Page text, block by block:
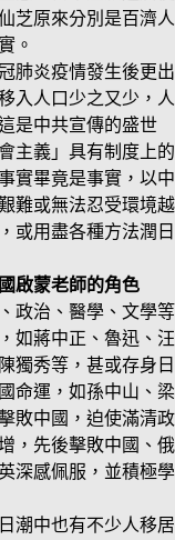
芝原來分別是百濟人
。
肺炎疫情發生後更出
入人口少之又少，人
是中共宣傳的盛世
主義」具有制度上的
實畢竟是事實，以中
難或無法忍受環境越
或用盡各種方法潤日
啟蒙老師的角色
政治、醫學、文學等
如蔣中正、魯迅、汪
獨秀等，甚或存身日
命運，如孫中山、梁
敗中國，迫使滿清政
，先後擊敗中國、俄
深感佩服，並積極學
潮中也有不少人移居